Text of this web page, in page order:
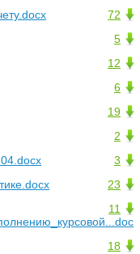
72
5
12
6
19
2
3
23
11
18